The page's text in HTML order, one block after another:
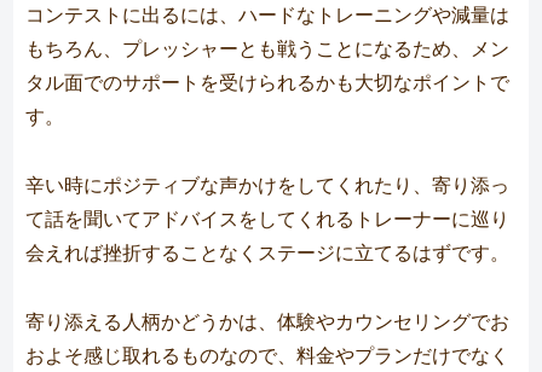
コンテストに出るには、ハードなトレーニングや減量は
もちろん、プレッシャーとも戦うことになるため、メン
タル面でのサポートを受けられるかも大切なポイントで
す。
辛い時にポジティブな声かけをしてくれたり、寄り添っ
て話を聞いてアドバイスをしてくれるトレーナーに巡り
会えれば挫折することなくステージに立てるはずです。
寄り添える人柄かどうかは、体験やカウンセリングでお
およそ感じ取れるものなので、料金やプランだけでなく